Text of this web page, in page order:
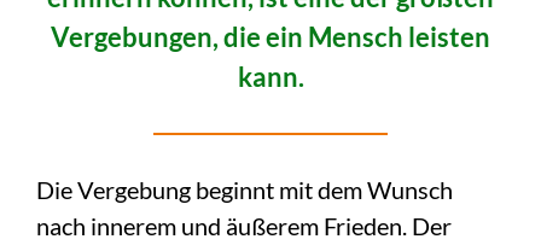
Vergebungen, die ein Mensch leisten
kann.
Die Vergebung beginnt mit dem Wunsch
nach innerem und äußerem Frieden. Der